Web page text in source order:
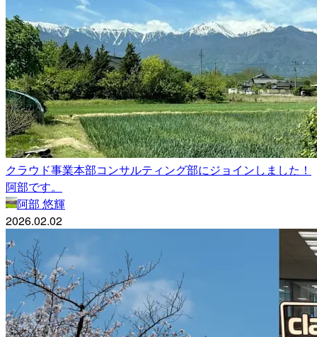
クラウド事業本部コンサルティング部にジョインしました！
阿部です。
阿部 悠輝
2026.02.02